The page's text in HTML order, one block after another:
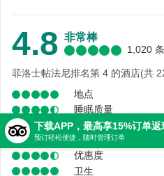
4.8 非常棒
1,020
菲洛士帖法尼排名第 4 的酒店(共
地点
睡眠质量
舒适度
服务
优惠度
卫生
下载APP，最高享15%订单返
预订轻松便捷，随时管理订单